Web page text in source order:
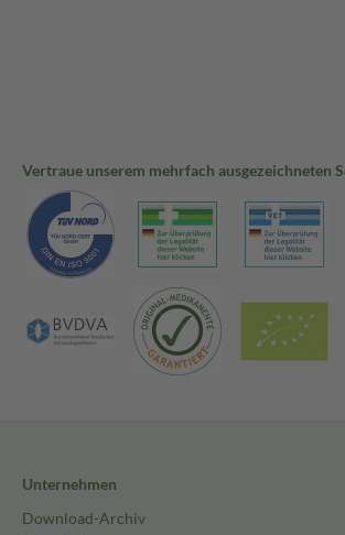
Vertraue unserem mehrfach ausgezeichneten
Unternehmen
Download-Archiv